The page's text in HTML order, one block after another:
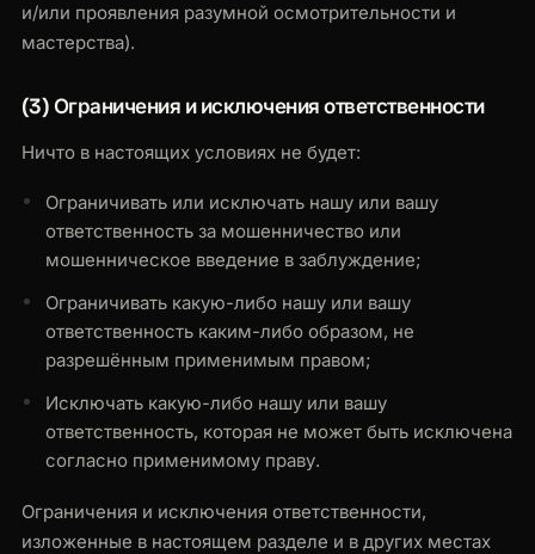
и/или проявления разумной осмотрительности и
мастерства).
(3) Ограничения и исключения ответственности
Ничто в настоящих условиях не будет:
Ограничивать или исключать нашу или вашу
ответственность за мошенничество или
мошенническое введение в заблуждение;
Ограничивать какую-либо нашу или вашу
ответственность каким-либо образом, не
разрешённым применимым правом;
Исключать какую-либо нашу или вашу
ответственность, которая не может быть исключена
согласно применимому праву.
Ограничения и исключения ответственности,
изложенные в настоящем разделе и в других местах